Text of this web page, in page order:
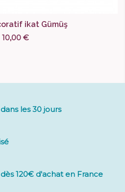
ikat Gümüş
10,00 €
les 30 jours
120€ d'achat en France